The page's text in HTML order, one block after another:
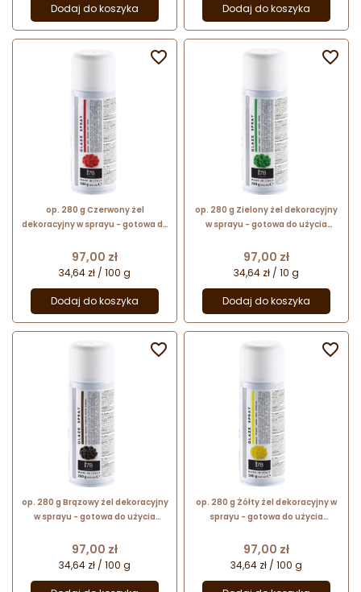
Dodaj do koszyka Dodaj do koszyka
op. 280 g Czerwony żel
dekoracyjny w sprayu - gotowa do
Spray Silikomart
Cena
97,00 zł
34,64 zł / 100 g
Dodaj do koszyka

op. 280 g Zielony żel dekoracyjny
w sprayu - gotowa do użycia
Silikomart
Cena
97,00 zł
34,64 zł / 10 g
Dodaj do koszyka

op. 280 g Brązowy żel dekoracyjny
w sprayu - gotowa do użycia
Silikomart
Cena
97,00 zł
34,64 zł / 100 g

op. 280 g Żółty żel dekoracyjny w
sprayu - gotowa do użycia
Silikomart
Cena
97,00 zł
34,64 zł / 100 g
